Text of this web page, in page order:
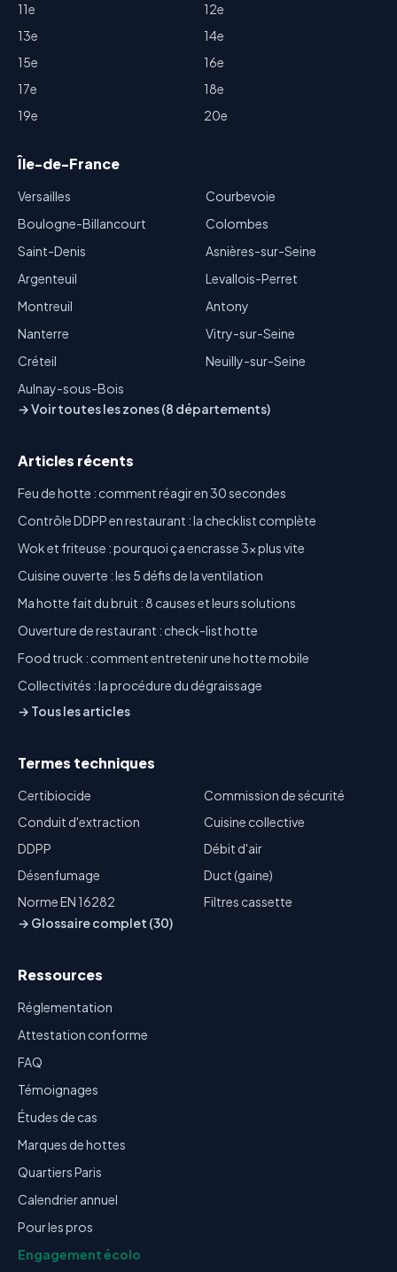
11e
12e
13e
14e
15e
16e
17e
18e
19e
20e
Île-de-France
Versailles
Boulogne-Billancourt
Saint-Denis
Argenteuil
Montreuil
Nanterre
Créteil
Aulnay-sous-Bois
Courbevoie
Colombes
Asnières-sur-Seine
Levallois-Perret
Antony
Vitry-sur-Seine
Neuilly-sur-Seine
→ Voir toutes les zones (8 départements)
Articles récents
Feu de hotte : comment réagir en 30 secondes
Contrôle DDPP en restaurant : la checklist complète
Wok et friteuse : pourquoi ça encrasse 3x plus vite
Cuisine ouverte : les 5 défis de la ventilation
Ma hotte fait du bruit : 8 causes et leurs solutions
Ouverture de restaurant : check-list hotte
Food truck : comment entretenir une hotte mobile
Collectivités : la procédure du dégraissage
→ Tous les articles
Termes techniques
Certibiocide
Commission de sécurité
Conduit d'extraction
Cuisine collective
DDPP
Débit d'air
Désenfumage
Duct (gaine)
Norme EN 16282
Filtres cassette
→ Glossaire complet (30)
Ressources
Réglementation
Attestation conforme
FAQ
Témoignages
Études de cas
Marques de hottes
Quartiers Paris
Calendrier annuel
Pour les pros
Engagement écolo